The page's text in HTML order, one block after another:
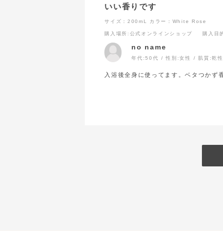
いい香りです
サイズ：200mL カラー：White Rose
購入場所 :公式オンラインショップ 購入目
no name
年代:50代 性別:女性 肌質:乾
入浴後全身に使ってます。ベタつかず